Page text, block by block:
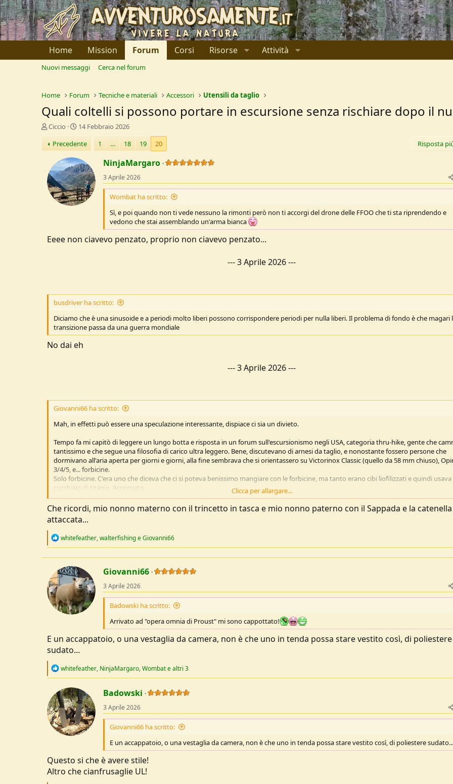
Home Mission Forum Corsi Risorse Attività
Nuovi messaggi Cerca nel forum
Home Forum Tecniche e materiali Accessori Utensili da taglio
Quali coltelli si possono portare in escursione senza rischiare dopo il
C
e
a
o
r
e
D
u
s
Ciccio
D
t
a
d
i
I
n
i
z
14 Febbraio 2026
Precedente
1 … 18 19 20 Risposta
NinjaMargaro
3 Aprile 2026
Wombat ha scritto:
Sì, e poi quando non ti vede nessuno la rimonti però non ti accorgi del drone delle FFOO che ti sta riprendendo e
vedono che stai assemblando un'arma bianca
Eeee non ciavevo penzato, proprio non ciavevo penzato...
---3 Aprile 2026---
busdriver ha scritto:
Diciamo che è una sinusoide e a periodi molto liberi possono corrispondere periodi per nulla liberi. Il problema di fondo è che magari
transizione passa da una guerra mondiale
No dai eh
---3 Aprile 2026---
Giovanni66 ha scritto:
Mah, in effetti può essere una speculazione interessante, dispiace ci sia un divieto.
Tempo fa mi capitò di leggere un lungo botta e risposta in un forum sull'escursionismo negli USA, categoria thru-hike, gente che
tantissimo e che segue una filosofia di carico ultra leggero. Bene, discutevano di arnesi da taglio, e nonostante fossero persone che
dormivano all'aria aperta per giorni e giorni, alla fine sembrava che si orientassero su Victorinox Classic (quello da 58 mm chiuso),
3/4/5, e... forbicine.
Solo forbicine. C'era uno che diceva che ci si poteva benissimo mangiare con le forbicine, ma tanto erano cibi liofilizzati e quindi
cucchiaio di titanio. Accorciato.
E negli USA eh, dove potrebbero portarsi un'ascia bipenne e uno spadone senza far alzare un sopracciglio.
Baribal, grizzly, puma, coyote... e forbicine, che cosa può andare mai storto?
Eppure non succede mai nulla a questi.
Io, se abbandonassi lo stile cacciatore d'Africa d'antan con portatori, cucina da campo, argenteria, opera omnia di Proust (ed Express
portata di mano) verrei sbranato subito, tempo zero, me lo sento.
forchetta e basta.
Per panini e barrette ancora più facile, per cui sì, è possibile.
Però va a gusti.
Per dire, al paese che frequentavo da giovane alcuni adulti non uscivano di casa se non con due ferri, un regionale o anche una
una roncoletta pieghevole. Ci andavano anche a messa la domenica.
Gente bonaria. Dopo la messa saluti e quattro chiacchiere tra uomini, una o due vasche per il corso, ossequi Maresciallo, sosta per il
bianchino prima di pranzo, e via.
Clicca per allargare...
Che ricordi, mio nonno materno con il trincetto in tasca e mio nonno paterno con il Sappada e la catenella
attaccata...
R
t
i
o
n
s
:
whitefeather,walterfishingeGiovanni66
Giovanni66
3 Aprile 2026
Badowski ha scritto:
Arrivato ad "opera omnia di Proust" mi sono cappottato!
E un accappatoio, o una vestaglia da camera, non è che uno in tenda possa stare vestito così, di poliestere
sudato...
R
c
t
i
o
n
s
whitefeather, NinjaMargaro,Wombate altri 3
Badowski
3 Aprile 2026
Giovanni66 ha scritto:
E un accappatoio, o una vestaglia da camera, non è che uno in tenda possa stare vestito così, di poliestere sudato...
Questo si che è avere stile!
Altro che cianfrusaglie UL!